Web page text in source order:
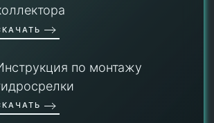
по монтажу